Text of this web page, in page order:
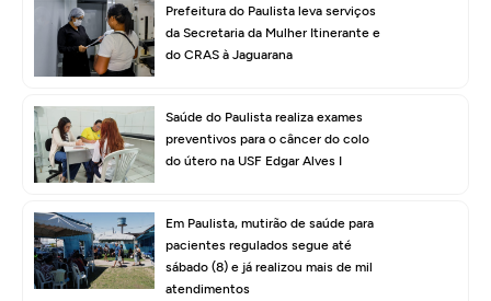
Prefeitura do Paulista leva serviços
da Secretaria da Mulher Itinerante e
do CRAS à Jaguarana
Saúde do Paulista realiza exames
preventivos para o câncer do colo
do útero na USF Edgar Alves I
Em Paulista, mutirão de saúde para
pacientes regulados segue até
sábado (8) e já realizou mais de mil
atendimentos